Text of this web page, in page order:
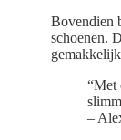
Bovendien
schoenen.
“Met
–